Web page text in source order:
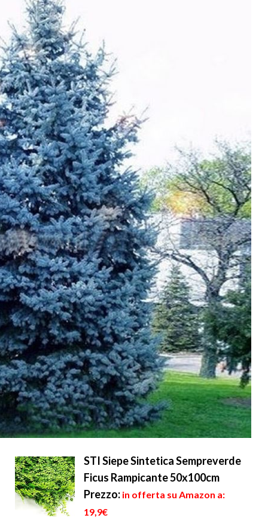
STI Siepe Sintetica Sempreverde
Ficus Rampicante 50x100cm
Prezzo: in offerta su Amazon a:
19,9€